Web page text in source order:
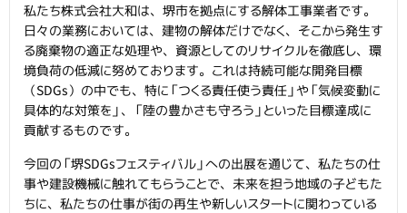
私たち株式会社大和は、堺市を拠点にする解体工事業者です。
日々の業務においては、建物の解体だけでなく、そこから発生す
る廃棄物の適正な処理や、資源としてのリサイクルを徹底し、環
境負荷の低減に努めております。これは持続可能な開発目標
（SDGs）の中でも、特に「つくる責任使う責任」や「気候変動に
具体的な対策を」、「陸の豊かさも守ろう」といった目標達成に
貢献するものです。
今回の「堺SDGsフェスティバル」への出展を通じて、私たちの仕
事や建設機械に触れてもらうことで、未来を担う地域の子どもた
ちに、私たちの仕事が街の再生や新しいスタートに関わっている